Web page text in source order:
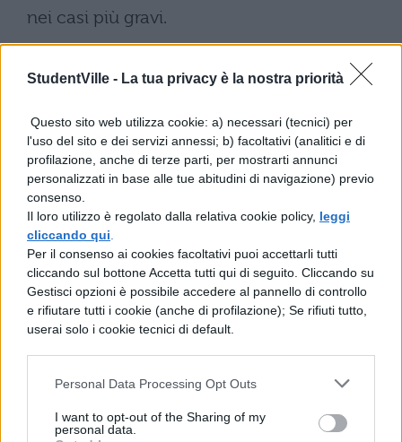
StudentVille - La tua privacy è la nostra priorità
Questo sito web utilizza cookie: a) necessari (tecnici) per
l'uso del sito e dei servizi annessi; b) facoltativi (analitici e di
profilazione, anche di terze parti, per mostrarti annunci
personalizzati in base alle tue abitudini di navigazione) previo
consenso.
Il loro utilizzo è regolato dalla relativa cookie policy, leggi
cliccando qui
Per il consenso ai cookies facoltativi puoi accettarli tutti
cliccando sul bottone Accetta tutti qui di seguito. Cliccando su
Gestisci opzioni è possibile accedere al pannello di controllo
e rifiutare tutti i cookie (anche di profilazione); Se rifiuti tutto,
userai solo i cookie tecnici di default.
Personal Data Processing Opt Outs
I want to opt-out of the Sharing of my
personal data.
nei casi più gravi.
procedimenti disciplinari per
violazione dei doveri
inerenti alla
funzione educativa, con impatti diretti sulla
carriera professionale e sulla continuità
didattica degli istituti coinvolti.
Il confronto tra
emendamenti e opposizione
parlamentare
Commissione Cultura ha visto la
prevalentemente firmati dai deputati